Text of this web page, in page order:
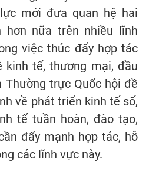
mới đưa quan hệ hai
hơn nữa trên nhiều lĩnh
việc thúc đẩy hợp tác
kinh tế, thương mại, đầu
Thường trực Quốc hội đề
về phát triển kinh tế số,
tế tuần hoàn, đào tạo,
đẩy mạnh hợp tác, hỗ
các lĩnh vực này.